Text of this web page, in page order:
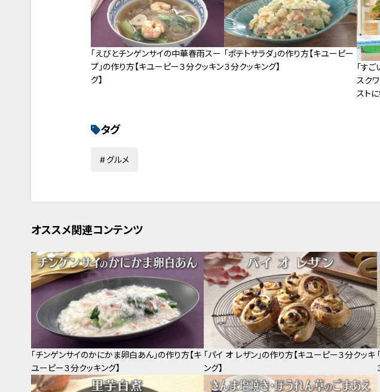
「えびとチンゲンサイの中華春雨スー
プ」の作り方【キユーピー３分クッキン
グ】
「ポテトサラダ」の作り方【キユーピー
３分クッキング】
「す
スクワ
スト
タグ
グルメ
オススメ関連コンテンツ
「チンゲンサイのかにかま卵白あん」の作り方【キ
ユーピー３分クッキング】
「パイ オ レザン」の作り方【キユーピー３分クッキ
ング】